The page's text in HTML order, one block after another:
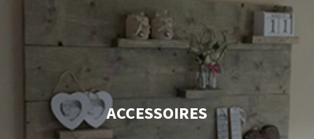
ACCESSOIRES